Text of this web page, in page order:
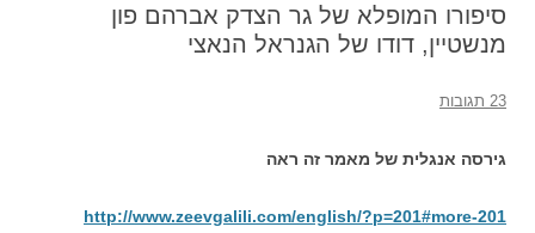
סיפורו המופלא של גר הצדק אברהם פון
מנשטיין, דודו של הגנראל הנאצי
23 תגובות
גירסה אנגלית של מאמר זה ראה
http://www.zeevgalili.com/english/?p=201#more-201